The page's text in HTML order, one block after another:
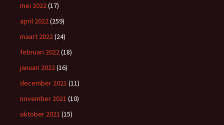
mei 2022(17)
april 2022(259)
maart 2022(24)
februari 2022(18)
januari 2022(16)
december 2021 (11)
november 2021 (10)
oktober 2021 (15)